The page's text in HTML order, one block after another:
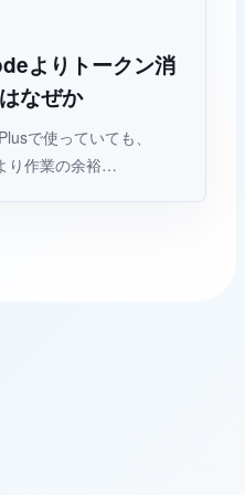
よりトークン消
なぜか
で使っていても、
り作業の余裕…
ット
伝いします。